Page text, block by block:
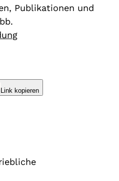
Publikationen und
Link kopieren